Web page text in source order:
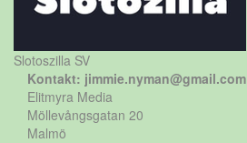
Slotoszilla SV
Kontakt: jimmie.nyman@gmail.com
Elitmyra Media
Möllevångsgatan 20
Malmö